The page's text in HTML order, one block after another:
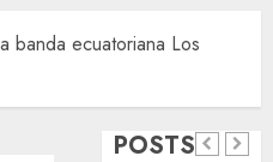
banda ecuatoriana Los
POSTS
natalicio